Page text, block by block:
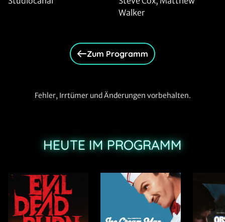
Walker
Zum Programm
Fehler, Irrtümer und Änderungen vorbehalten.
HEUTE IM PROGRAMM